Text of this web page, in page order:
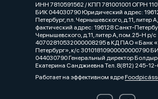
ИНН 7810591562 / КПП 781001001 ОГРН
БИК 044030790 Юридический адрес:
Петербург, пл. Чернышевского, д.11, литер
фактический адрес: 196128 Санкт-
Чернышевского, д.11, литер А, пом.25-Н р/с
40702810532000008295 в КД ПАО «Банк
Петербург», к/с 30101810900000000790
044030790 Генеральный директор
Екатерина Санджиевна Тел. 8(812) 245-12-
Работает на эффективном ядре